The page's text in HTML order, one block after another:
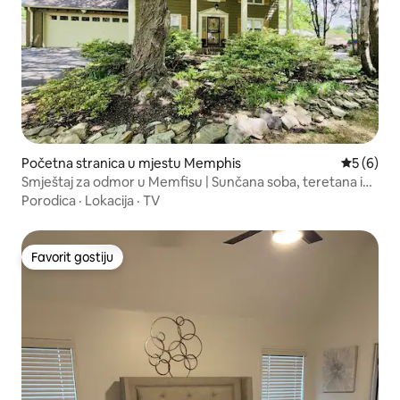
Početna stranica u mjestu Memphis
5 (6)
Smještaj za odmor u Memfisu | Sunčana soba, teretana i
opuštajuća atmosfera
Porodica · Lokacija · TV
Favorit gostiju
Favorit gostiju